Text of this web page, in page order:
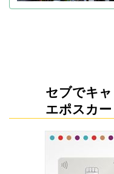
セブでキ
エポスカー